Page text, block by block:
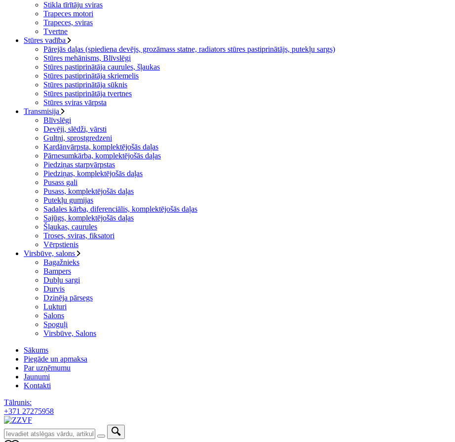
Stikla tīrītāju sviras
Trapeces motori
Trapeces, sviras
Tvertne
Stūres vadība
Pārejās daļas (spiediena devējs, grozāmass statne, radiators stūres pastiprinātājs, putekļu sargs)
Stūres mehānisms, Blīvslēgi
Stūres pastiprinātāja caurules, šļaukas
Stūres pastiprinātāja skriemelis
Stūres pastiprinātāja sūknis
Stūres pastiprinātāja tvertnes
Stūres sviras vārpsta
Transmisija
Blīvslēgi
Devēji, slēdži, vārsti
Gultņi, sprostgredzeni
Kardānvārpsta, komplektējošās daļas
Pārnesumkārba, komplektējošās daļas
Piedziņas starpvārpstas
Piedziņas, komplektējošās daļas
Pusass gali
Pusass, komplektējošās daļas
Putekļu gumijas
Sadales kārba, diferenciālis, komplektējošās daļas
Sajūgs, komplektējošās daļas
Šļaukas, caurules
Troses, sviras, fiksatori
Vērpstienis
Virsbūve, salons
Bagažnieks
Bampers
Dubļu sargi
Durvis
Dzinēja pārsegs
Lukturi
Salons
Spoguļi
Virsbūve, Salons
Sākums
Piegāde un apmaksa
Par uzņēmumu
Jaunumi
Kontakti
Tālrunis:
+371 27275958